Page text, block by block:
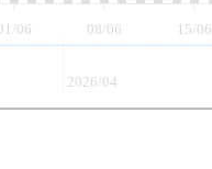
06 15/06
08/06
2026/04